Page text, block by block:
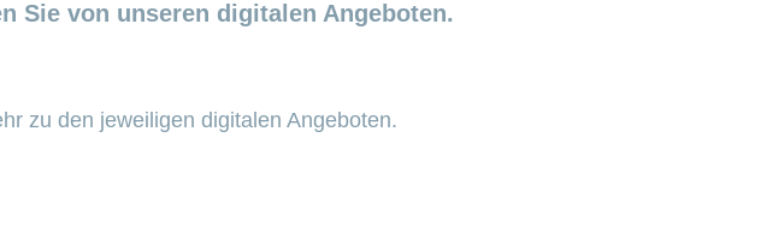
Sie von unseren digitalen Angeboten.
zu den jeweiligen digitalen Angeboten.